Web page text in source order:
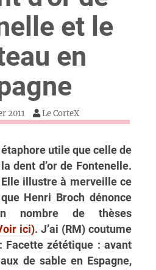
et le
en
2011 Le CorteX
étaphore utile que celle de
la dent d’or de Fontenelle.
Elle illustre à merveille ce
que Henri Broch dénonce
nombre de thèses
ici). J’ai (RM) coutume
Facette zététique : avant
de sable en Espagne,